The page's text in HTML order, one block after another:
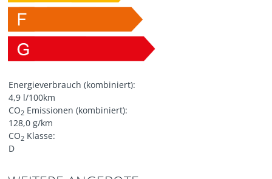
Energieverbrauch (kombiniert):
4,9 l/100km
CO2 Emissionen (kombiniert):
128,0 g/km
CO2 Klasse:
D